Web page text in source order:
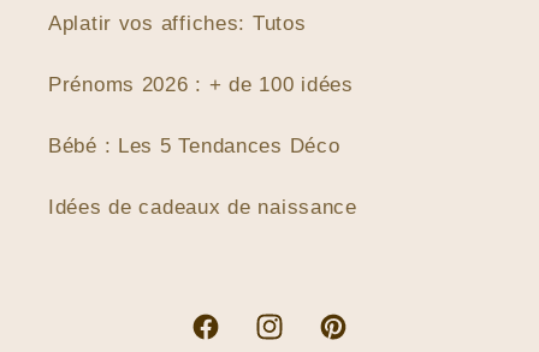
Aplatir vos affiches: Tutos
Prénoms 2026 : + de 100 idées
Bébé : Les 5 Tendances Déco
Idées de cadeaux de naissance
FacebookInstagramPinterest